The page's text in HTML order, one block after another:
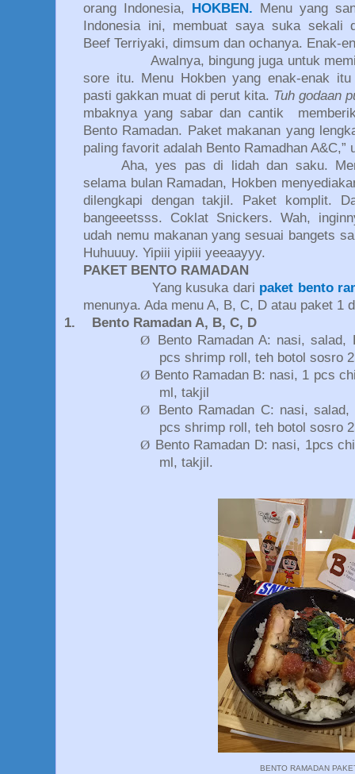
orang Indonesia,
HOKBEN.
Menu yang
Indonesia ini, membuat saya suka sekali
Beef Terriyaki, dimsum dan ochanya. Enak-
Awalnya, bingung juga untuk
sore itu. Menu Hokben yang enak-enak
pasti gakkan muat di perut kita. Tuh godaan
mbaknya yang sabar dan cantik
Bento Ramadan. Paket makanan yang
paling favorit adalah Bento Ramadhan A&C,”
Aha, yes pas di lidah dan saku.
selama bulan Ramadan, Hokben
dilengkapi dengan takjil. Paket komplit.
bangeeetsss. Coklat Snickers. Wah,
udah nemu makanan yang sesuai bangets
Huhuuuy. Yipiii yipiii yeeaayyy.
PAKET BENTO RAMADAN
Yang kusuka dari paket bento
menunya. Ada menu A, B, C, D atau paket 1
1.
Bento Ramadan A, B, C, D
Ø
Bento Ramadan A: nasi,
pcs shrimp roll, teh botol sosro
Ø Bento Ramadan B: nasi, 1 pcs
ml, takjil
Ø
Bento Ramadan C: nasi,
pcs shrimp roll, teh botol sosro
Ø Bento Ramadan D: nasi, 1pcs
ml, takjil.
BENTO RAMADAN